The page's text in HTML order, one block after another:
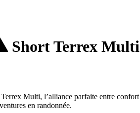
Short Terrex Multi
Multi, l’alliance parfaite entre confort
en randonnée.